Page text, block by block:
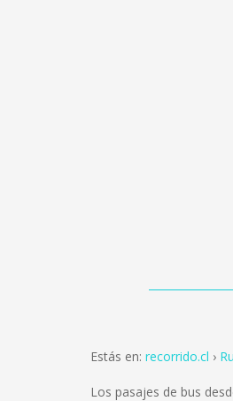
Estás en: recorrido.cl
Los pasajes de bus